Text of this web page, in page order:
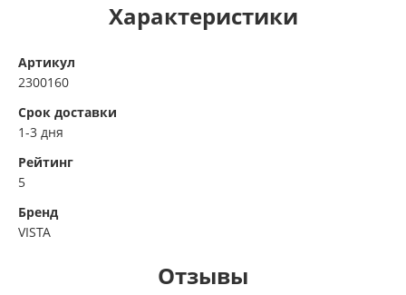
Характеристики
Артикул
2300160
Срок доставки
1-3 дня
Рейтинг
5
Бренд
VISTA
Отзывы